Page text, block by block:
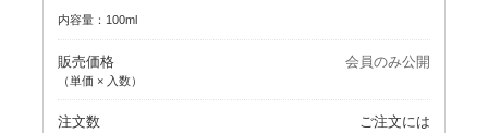
内容量：100ml
販売価格
（単価 × 入数）
会員のみ公開
注文数
ご注文には